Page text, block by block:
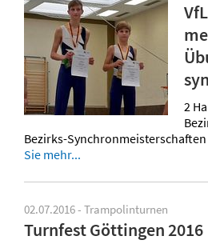
2
Bezirks-
Sie mehr...
02.07.2016 - Trampolinturnen
Turnfest Göttingen 2016